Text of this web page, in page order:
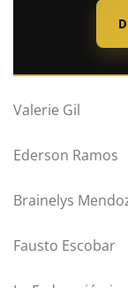
Valerie Gil
Ederson Ramos
Brainelys
Fausto Escobar